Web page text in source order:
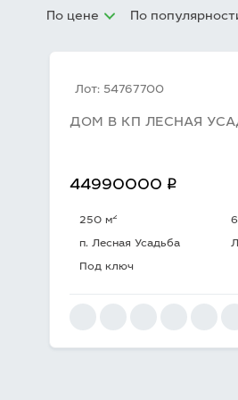
По цене По
Лот: 54767700
ДОМ В КП ЛЕСНАЯ
44990000 q
250 м2
п. Лесная Усадьба
Под ключ